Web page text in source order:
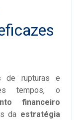
de rupturas e
tempos, o
financeiro
da estratégia